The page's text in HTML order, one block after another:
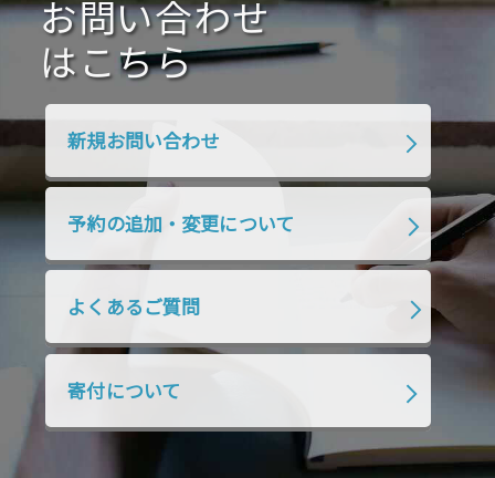
2020年7月 2020年6月 2020年5月
2020年4月 2020年3月 2020年2月
2019年10月 2019年9月
2019年4月
2018年7月 2018年6月
2018年4月 2018年3月 2018年2月
2018年1月 2017年12月
2017年10月 2017年9月 2017年8月
お問い合わせ
はこちら
新規お問い合わせ
予約の追加・変更について
よくあるご質問
寄付について